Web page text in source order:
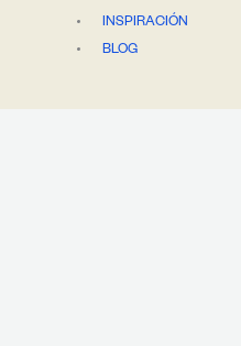
INSPIRACIÓN
BLOG